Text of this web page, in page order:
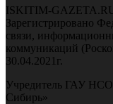
ISKITIM-GAZETA.RU
Зарегистрировано
связи,
коммуникаций
30.04.2021г.
Учредитель ГАУ НСО
Сибирь»